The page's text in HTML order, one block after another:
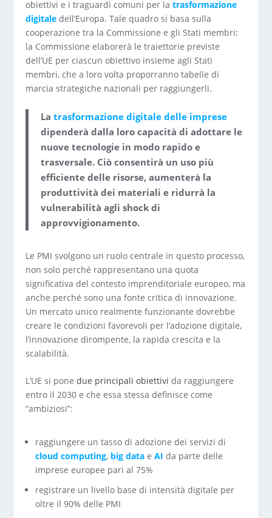
obiettivi e i traguardi comuni per latrasformazione
digitale dell’Europa. Tale quadro si basa sulla
cooperazione tra la Commissione e gli Stati membri:
la Commissione elaborerà le traiettorie previste
dell’UE per ciascun obiettivo insieme agli Stati
membri, che a loro volta proporranno tabelle di
marcia strategiche nazionali per raggiungerli.
Latrasformazione digitale delle imprese
dipenderà dalla loro capacità di adottare le
nuove tecnologie in modo rapido e
trasversale. Ciò consentirà un uso più
efficiente delle risorse, aumenterà la
produttività dei materiali e ridurrà la
vulnerabilità agli shock di
approvvigionamento.
Le PMI svolgono un ruolo centrale in questo processo,
non solo perché rappresentano una quota
significativa del contesto imprenditoriale europeo, ma
anche perché sono una fonte critica di innovazione.
Un mercato unico realmente funzionante dovrebbe
creare le condizioni favorevoli per l’adozione digitale,
l’innovazione dirompente, la rapida crescita e la
scalabilità.
L’UE si ponedue principali obiettivi da raggiungere
entro il 2030 e che essa stessa definisce come
“ambiziosi”:
raggiungere un tasso di adozione dei servizi di
cloud computing, big data eAI da parte delle
imprese europee pari al 75%
registrare un livello base di intensità digitale per
oltre il 90% delle PMI